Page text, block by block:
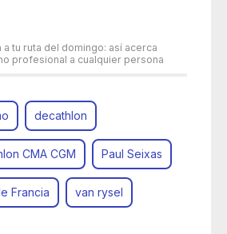
a tu ruta del domingo: así acerca
profesional a cualquier persona
decathlon
CMA CGM Paul Seixas
Francia van rysel